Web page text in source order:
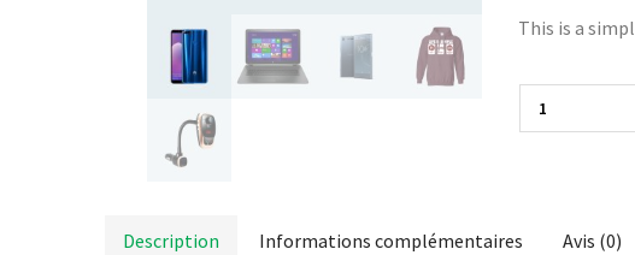
This is a
Description Informations complémentaires Avis (0)